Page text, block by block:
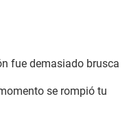
fue demasiado brusca
se rompió tu